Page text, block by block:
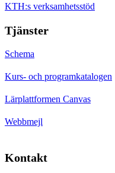
KTH:s verksamhetsstöd
Tjänster
Schema
Kurs- och programkatalogen
Lärplattformen Canvas
Webbmejl
Kontakt